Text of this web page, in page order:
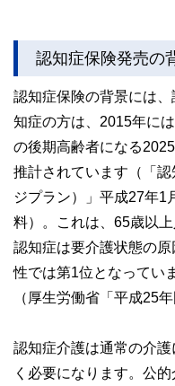
認知症保険発売の
認知症保険の背景には
知症の方は、2015年に
の後期高齢者になる
推計されています（「
ジプラン）」平成27年1
料）。これは、65歳以
認知症は要介護状態の
性では第1位となってい
（厚生労働省「平成25
認知症介護は通常の介
く必要になります。公